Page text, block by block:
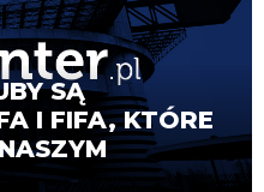
SĄ
I FIFA, KTÓRE